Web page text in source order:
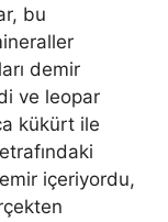
bu
demir
ve leopar
kükürt ile
içeriyordu,